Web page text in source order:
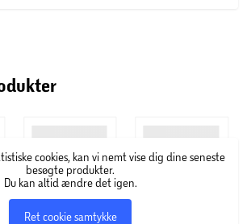
cookies, kan vi nemt vise dig dine seneste
besøgte produkter.
Du kan altid ændre det igen.
Ret cookie samtykke